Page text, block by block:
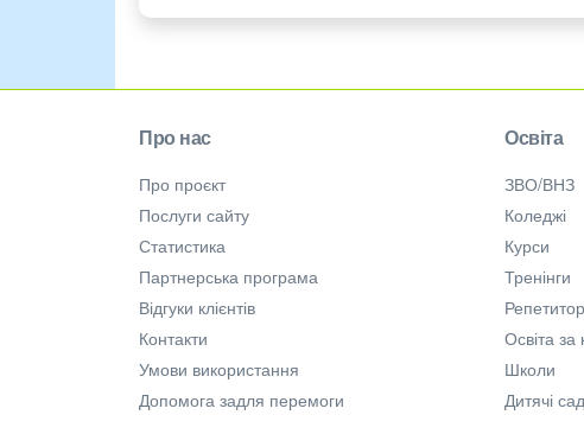
Про нас
Про проєкт
Послуги сайту
Статистика
Партнерська програма
Відгуки клієнтів
Контакти
Умови використання
Допомога задля перемоги
Освіта
ЗВО/ВНЗ
Коледжі
Курси
Тренінги
Освіта
Школи
Дитячі